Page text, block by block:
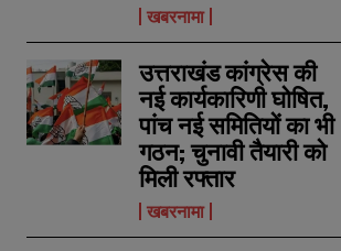
खबरनामा
उत्तराखंड कांग्रेस की
नई कार्यकारिणी घोषित,
पांच नई समितियों का भी
गठन; चुनावी तैयारी को
मिली रफ्तार
खबरनामा